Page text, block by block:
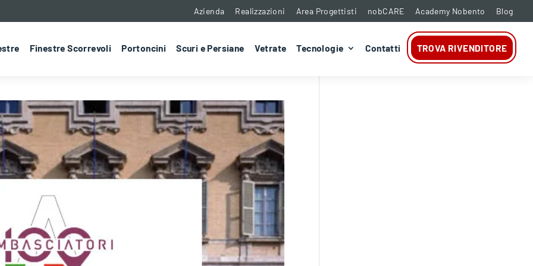
Azienda Realizzazioni Area Progettisti nobCARE Academy Nobento Blog
Finestre Scorrevoli Portoncini Scuri e Persiane Vetrate Tecnologie Contatti TROVA RIVENDITORE